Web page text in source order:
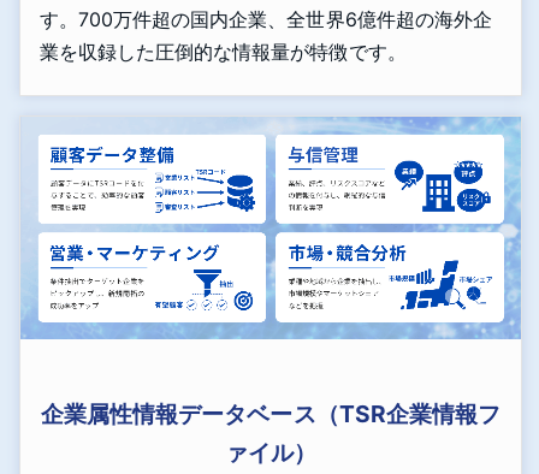
す。700万件超の国内企業、全世界6億件超の海外企
業を収録した圧倒的な情報量が特徴です。
企業属性情報データベース（TSR企業情報フ
ァイル）